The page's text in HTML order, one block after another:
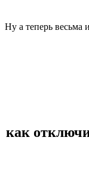
Ну а теперь весьма
как